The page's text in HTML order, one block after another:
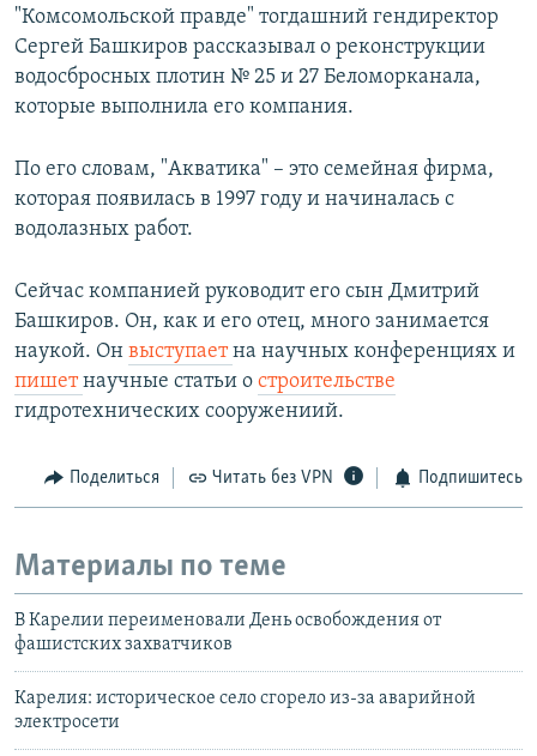
"Комсомольской правде" тогдашний гендиректор
Сергей Башкиров рассказывал о реконструкции
водосбросных плотин № 25 и 27 Беломорканала,
которые выполнила его компания.
По его словам, "Акватика" – это семейная фирма,
которая появилась в 1997 году и начиналась с
водолазных работ.
Сейчас компанией руководит его сын Дмитрий
Башкиров. Он, как и его отец, много занимается
наукой. Он выступаетна научных конференциях и
пишетнаучные статьи о строительстве
гидротехнических сооружениий.
Поделиться Читать без VPN Подпишитесь
Материалы по теме
В Карелии переименовали День освобождения от
фашистских захватчиков
Карелия: историческое село сгорело из-за аварийной
электросети